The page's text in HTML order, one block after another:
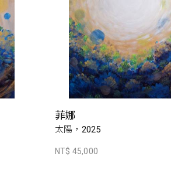
菲娜
太陽，2025
NT$ 45,000